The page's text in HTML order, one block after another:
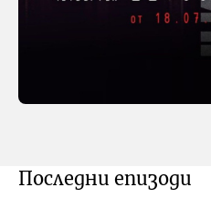
Последни епизоди